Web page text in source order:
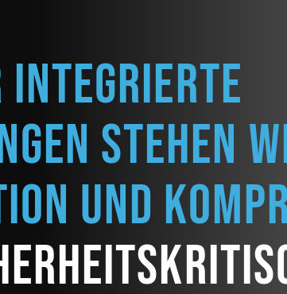
integrierte
stehen
und